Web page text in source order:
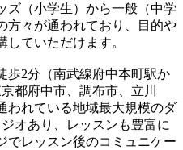
ズ（小学生）から一般（中学
方々が通われており、目的や
ていただけます。
歩2分（南武線府中本町駅か
都府中市、調布市、立川
われている地域最大規模のダ
オあり、レッスンも豊富に
でレッスン後のコミュニケー